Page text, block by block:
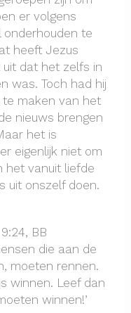
er volgens
onderhouden te
heeft Jezus
uit dat het zelfs in
was. Toch had hij
te maken van het
nieuws brengen
het is
eigenlijk niet om
het vanuit liefde
uit onszelf doen.
BB
die aan de
moeten rennen.
winnen. Leef dan
winnen!’